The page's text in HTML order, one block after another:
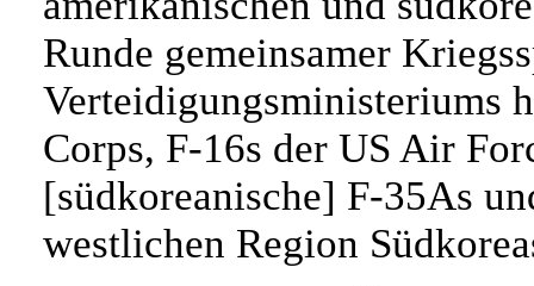
Runde gemeinsamer
Verteidigungsministeriums
Corps, F-16s der US Air
[südkoreanische] F-35As
westlichen Region